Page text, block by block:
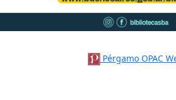
Pérgamo OPAC